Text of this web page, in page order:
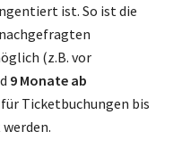
ist. So ist die
(z.B. vor
9 Monate ab
Ticketbuchungen bis